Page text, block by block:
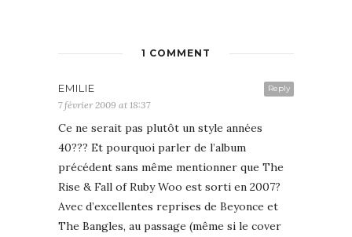
1 COMMENT
Reply
EMILIE
7 février 2009 at 18:37
Ce ne serait pas plutôt un style années
40??? Et pourquoi parler de l’album
précédent sans même mentionner que The
Rise & Fall of Ruby Woo est sorti en 2007?
Avec d’excellentes reprises de Beyonce et
The Bangles, au passage (même si le cover